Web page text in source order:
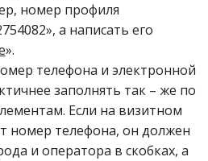
номер профиля
а написать его
».
телефона и электронной
заполнять так – же по
Если на визитном
номер телефона, он должен
и оператора в скобках, а